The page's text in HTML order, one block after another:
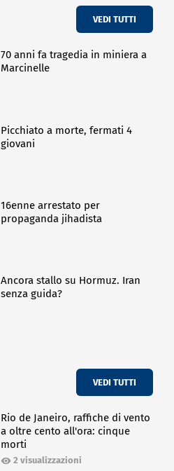
VEDI TUTTI
70 anni fa tragedia in miniera a
Marcinelle
Picchiato a morte, fermati 4
giovani
16enne arrestato per
propaganda jihadista
Ancora stallo su Hormuz. Iran
senza guida?
VEDI TUTTI
Rio de Janeiro, raffiche di vento
a oltre cento all'ora: cinque
morti
2 visualizzazioni